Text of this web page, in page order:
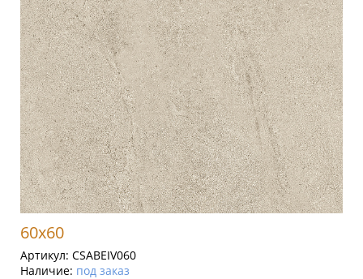
60x60
Артикул: CSABEIV060
Наличие: под заказ